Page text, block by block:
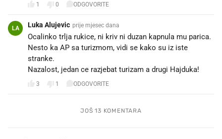
1 0 ODGOVORITE
LA Luka Alujevic prije mjesec dana
Ocalinko trlja rukice, ni kriv ni duzan kapnula mu parica.
Nesto ka AP sa turizmom, vidi se kako su iz iste
stranke.
Nazalost, jedan ce razjebat turizam a drugi Hajduka!
3 1 ODGOVORITE
JOŠ 13 KOMENTARA